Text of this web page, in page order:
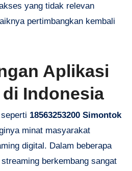
yang tidak relevan
pertimbangkan kembali
Aplikasi
Indonesia
18563253200 Simontok
minat masyarakat
digital. Dalam beberapa
berkembang sangat